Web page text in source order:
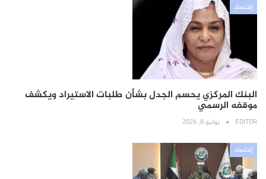
إقتصاد
البنك المركزي يحسم الجدل بشأن طلبات الاستيراد ويكشف
موقفه الرسمي
EDITOR يوليو 8, 2026
إقتصاد